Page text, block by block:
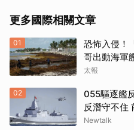
更多國際相關文章
01
恐怖入侵！
哥出動海軍
太報
02
055驅逐艦
反潛守不住
Newtalk